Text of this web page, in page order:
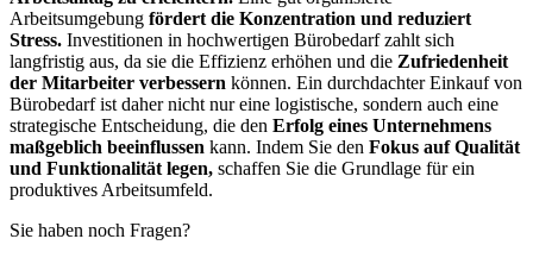
Arbeitsumgebung fördert die Konzentration und reduziert
Stress. Investitionen in hochwertigen Bürobedarf zahlt sich
langfristig aus, da sie die Effizienz erhöhen und die Zufriedenheit
der Mitarbeiter verbessern können. Ein durchdachter Einkauf von
Bürobedarf ist daher nicht nur eine logistische, sondern auch eine
strategische Entscheidung, die den Erfolg eines Unternehmens
maßgeblich beeinflussen kann. Indem Sie den Fokus auf Qualität
und Funktionalität legen, schaffen Sie die Grundlage für ein
produktives Arbeitsumfeld.
Sie haben noch Fragen?